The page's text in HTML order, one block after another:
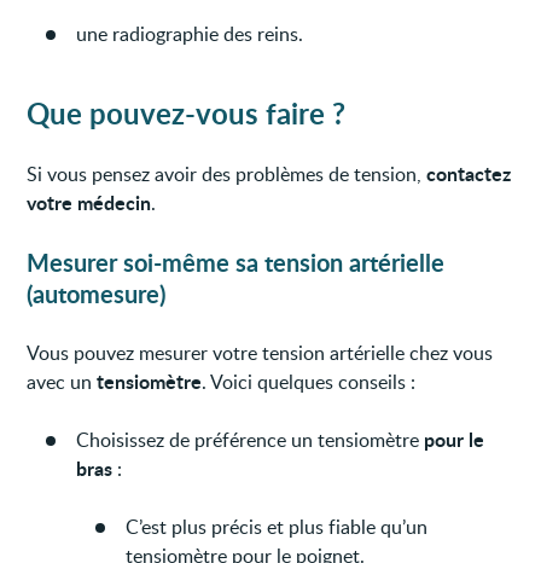
une radiographie des reins.
Que pouvez-vous faire ?
Si vous pensez avoir des problèmes de tension,contactez
votre médecin.
Mesurer soi-même sa tension artérielle
(automesure)
Vous pouvez mesurer votre tension artérielle chez vous
avec untensiomètre. Voici quelques conseils :
Choisissez de préférence un tensiomètre pour le
bras :
C’est plus précis et plus fiable qu’un
tensiomètre pour le poignet.